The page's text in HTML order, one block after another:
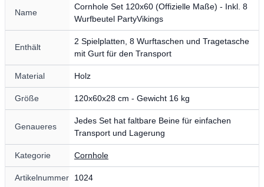
Name
Cornhole Set 120x60 (Offizielle Maße) - Inkl. 8
Wurfbeutel PartyVikings
Enthält
2 Spielplatten, 8 Wurftaschen und Tragetasche
mit Gurt für den Transport
Material Holz
Größe 120x60x28 cm - Gewicht 16 kg
Genaueres
Jedes Set hat faltbare Beine für einfachen
Transport und Lagerung
Kategorie Cornhole
Artikelnummer 1024